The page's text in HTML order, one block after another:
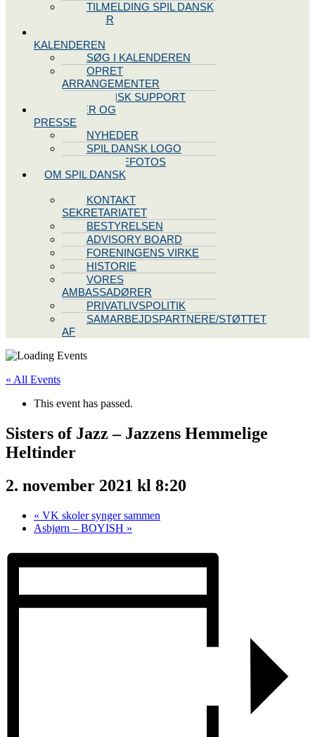
TILMELDING SPIL DANSK
ARTISTER
KALENDEREN
SØG I KALENDEREN
OPRET
ARRANGEMENTER
TEKNISK SUPPORT
NYHEDER OG
PRESSE
NYHEDER
SPIL DANSK LOGO
PRESSEFOTOS
OM SPIL DANSK
KONTAKT
SEKRETARIATET
BESTYRELSEN
ADVISORY BOARD
FORENINGENS VIRKE
HISTORIE
VORES
AMBASSADØRER
PRIVATLIVSPOLITIK
SAMARBEJDSPARTNERE/STØTTET
AF
« All Events
This event has passed.
Sisters of Jazz – Jazzens Hemmelige
Heltinder
2. november 2021 kl 8:20
« VK skoler synger sammen
Asbjørn – BOYISH »